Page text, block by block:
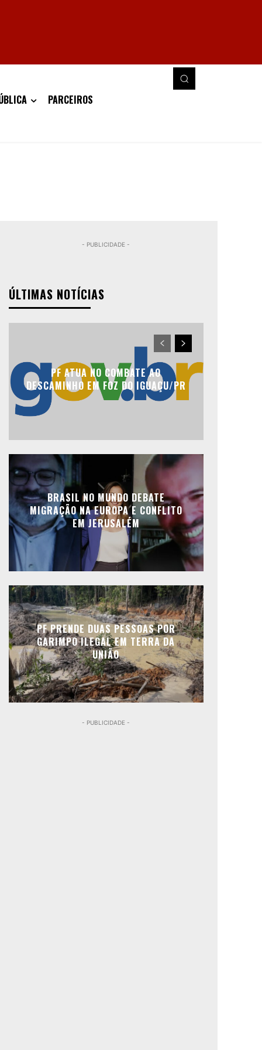
PARCEIROS
- PUBLICIDADE -
ÚLTIMAS NOTÍCIAS
PF ATUA NO COMBATE AO
DESCAMINHO EM FOZ DO IGUAÇU/PR
BRASIL NO MUNDO DEBATE
MIGRAÇÃO NA EUROPA E CONFLITO
EM JERUSALÉM
PF PRENDE DUAS PESSOAS POR
GARIMPO ILEGAL EM TERRA DA
UNIÃO
- PUBLICIDADE -